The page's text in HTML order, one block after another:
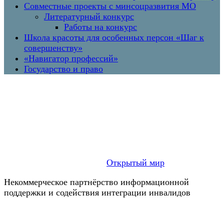
Совместные проекты с минсоцразвития МО
Литературный конкурс
Работы на конкурс
Школа красоты для особенных персон «Шаг к
совершенству»
«Навигатор профессий»
Государство и право
Открытый мир
Некоммерческое партнёрство информационной
поддержки и содействия интеграции инвалидов